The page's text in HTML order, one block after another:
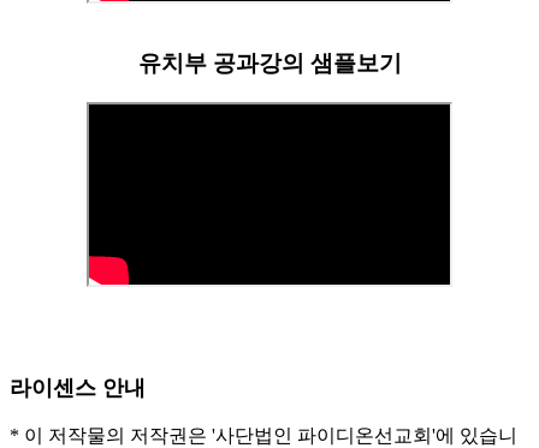
유치부 공과강의 샘플보기
라이센스 안내
* 이 저작물의 저작권은 '사단법인 파이디온선교회'에 있습니